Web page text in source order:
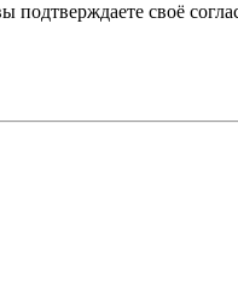
подтверждаете своё